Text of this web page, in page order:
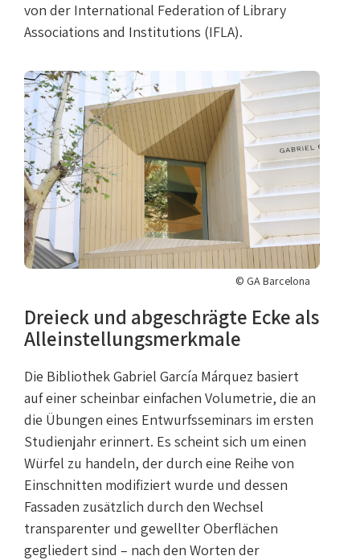
von der International Federation of Library
Associations and Institutions (IFLA).
© GA Barcelona
Dreieck und abgeschrägte Ecke als
Alleinstellungsmerkmale
Die Bibliothek Gabriel García Márquez basiert
auf einer scheinbar einfachen Volumetrie, die an
die Übungen eines Entwurfsseminars im ersten
Studienjahr erinnert. Es scheint sich um einen
Würfel zu handeln, der durch eine Reihe von
Einschnitten modifiziert wurde und dessen
Fassaden zusätzlich durch den Wechsel
transparenter und gewellter Oberflächen
gegliedert sind – nach den Worten der